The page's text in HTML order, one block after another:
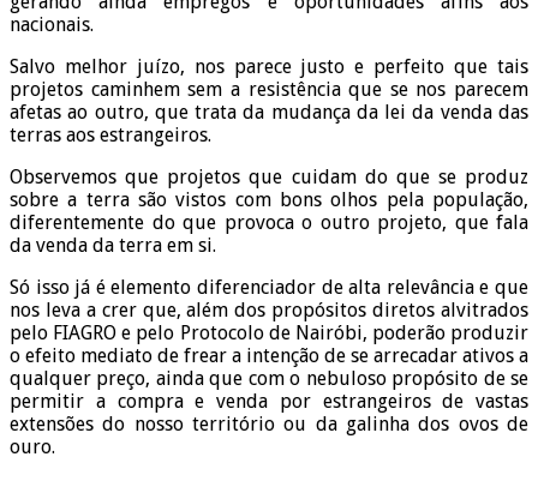
nacionais.
Salvo melhor juízo, nos parece justo e perfeito que tais
projetos caminhem sem a resistência que se nos parecem
afetas ao outro, que trata da mudança da lei da venda das
terras aos estrangeiros.
Observemos que projetos que cuidam do que se produz
sobre a terra são vistos com bons olhos pela população,
diferentemente do que provoca o outro projeto, que fala
da venda da terra em si.
Só isso já é elemento diferenciador de alta relevância e que
nos leva a crer que, além dos propósitos diretos alvitrados
pelo FIAGRO e pelo Protocolo de Nairóbi, poderão produzir
o efeito mediato de frear a intenção de se arrecadar ativos a
qualquer preço, ainda que com o nebuloso propósito de se
permitir a compra e venda por estrangeiros de vastas
extensões do nosso território ou da galinha dos ovos de
ouro.